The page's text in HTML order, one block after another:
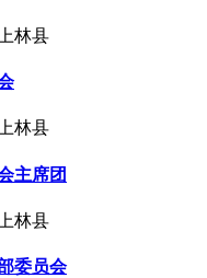
林县
林县
主席团
林县
委员会